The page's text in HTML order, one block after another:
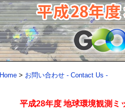
Home > お問い合わせ - Contact Us -
平成28年度 地球環境観測ミ